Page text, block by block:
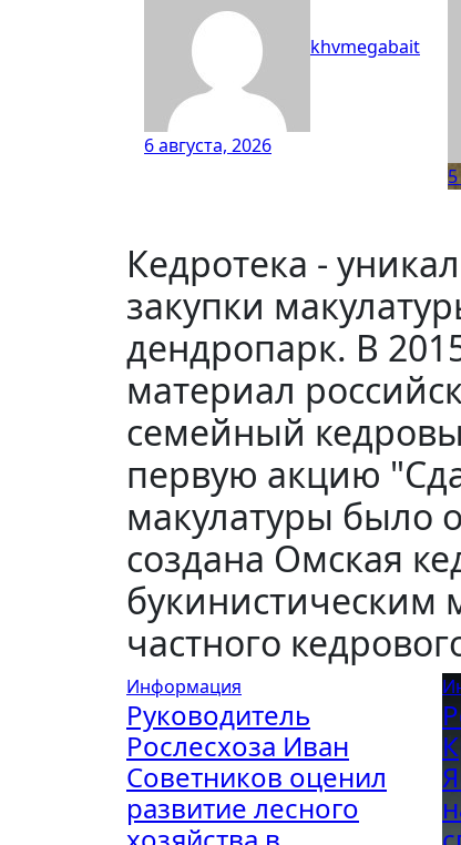
khvmegabait
6 августа, 2026
Кедротека -
закупки
дендропарк. В
материал
семейный
первую акцию
макулатуры было
создана Омская
букинистическим
частного
Информация
Руководитель
Рослесхоза Иван
Советников оценил
развитие лесного